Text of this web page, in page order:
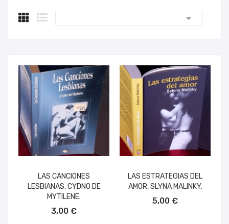

LAS CANCIONES
LESBIANAS, CYDNO DE
MYTILENE.
3,00 €
LAS ESTRATEGIAS DEL
AMOR, SLYNA MALINKY.
5,00 €